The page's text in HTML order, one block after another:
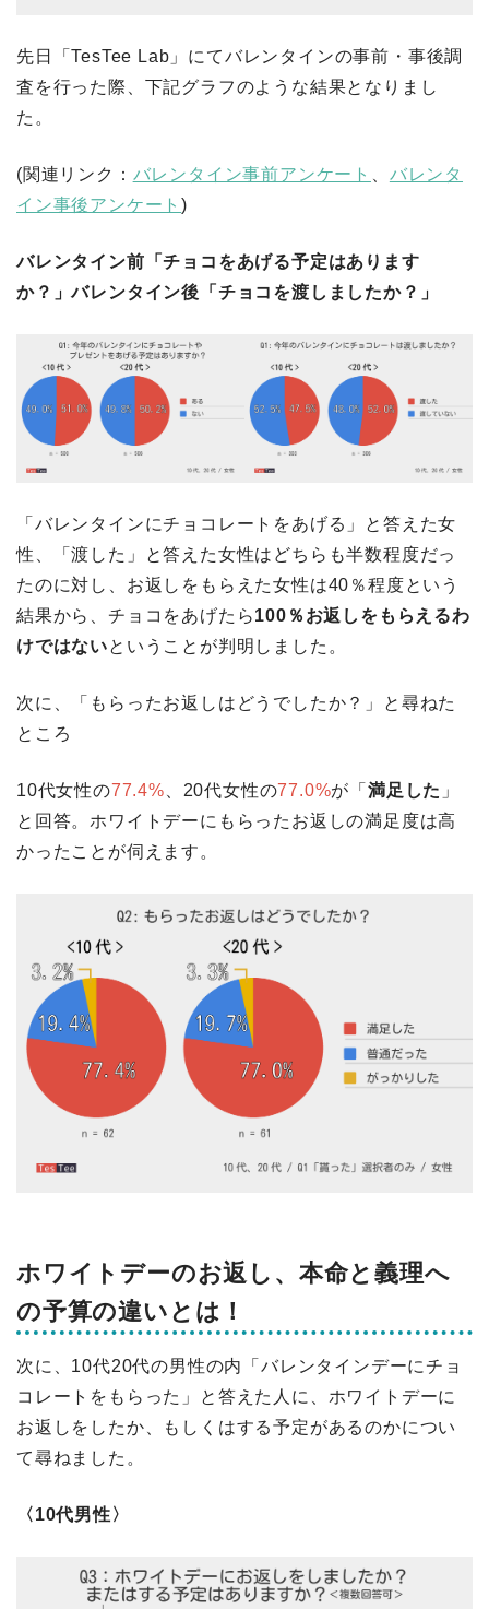
先日「TesTee Lab」にてバレンタインの事前・事後調
査を行った際、下記グラフのような結果となりまし
た。
(関連リンク： バレンタイン事前アンケート
バレンタ
イン事後アンケート)
バレンタイン前「チョコをあげる予定はあります
か？」バレンタイン後「チョコを渡しましたか？」
「バレンタインにチョコレートをあげる」と答えた女
性、「渡した」と答えた女性はどちらも半数程度だっ
たのに対し、お返しをもらえた女性は40％程度という
結果から、チョコをあげたら100％お返しをもらえるわ
けではないということが判明しました。
次に、「もらったお返しはどうでしたか？」と尋ねた
ところ
10代女性の77.4%、20代女性の77.0%が「満足した 」
と回答。ホワイトデーにもらったお返しの満足度は高
かったことが伺えます。
ホワイトデーのお返し、本命と義理へ
の予算の違いとは！
次に、10代20代の男性の内「バレンタインデーにチョ
コレートをもらった」と答えた人に、ホワイトデーに
お返しをしたか、もしくはする予定があるのかについ
て尋ねました。
〈10代男性〉